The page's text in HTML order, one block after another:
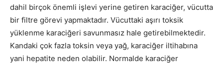
dahil birçok önemli işlevi yerine getiren karaciğer, vücutta
bir filtre görevi yapmaktadır. Vücuttaki aşırı toksik
yüklenme karaciğeri savunmasız hale getirebilmektedir.
Kandaki çok fazla toksin veya yağ, karaciğer iltihabına
yani hepatite neden olabilir. Normalde karaciğer